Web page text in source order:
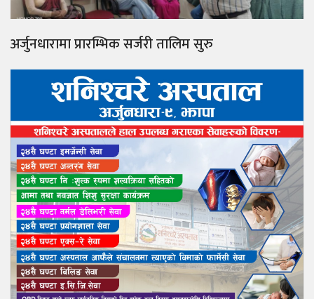
अर्जुनधारामा प्रारम्भिक सर्जरी तालिम सुरु